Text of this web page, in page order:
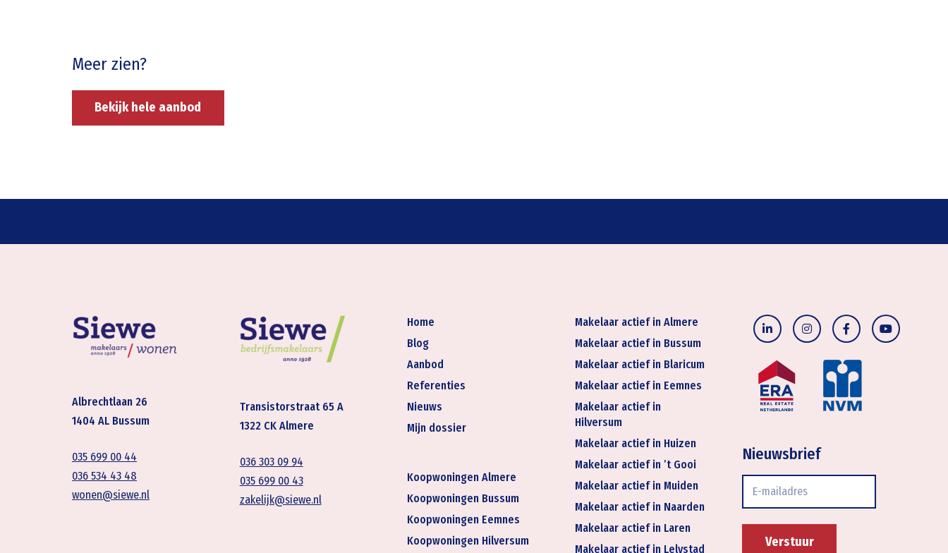
Meer zien?
Bekijk hele aanbod
Albrechtlaan 26
1404 AL Bussum
035 699 00 44
036 534 43 48
wonen@siewe.nl
Transistorstraat 65 A
1322 CK Almere
036 303 09 94
035 699 00 43
zakelijk@siewe.nl
Home
Blog
Aanbod
Referenties
Nieuws
Mijn dossier
Koopwoningen Almere
Koopwoningen Bussum
Koopwoningen Eemnes
Koopwoningen Hilversum
Makelaar actief in Almere
Makelaar actief in Bussum
Makelaar actief in Blaricum
Makelaar actief in Eemnes
Makelaar actief in
Hilversum
Makelaar actief in Huizen
Makelaar actief in ’t Gooi
Makelaar actief in Muiden
Makelaar actief in Naarden
Makelaar actief in Laren
Makelaar actief in Lelystad
Nieuwsbrief